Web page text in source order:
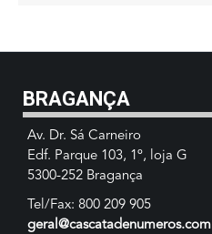
BRAGANÇA
Av. Dr. Sá Carneiro
Edf. Parque 103, 1º, loja G
5300-252 Bragança
Tel/Fax: 800 209 905
geral@cascatadenumeros.com